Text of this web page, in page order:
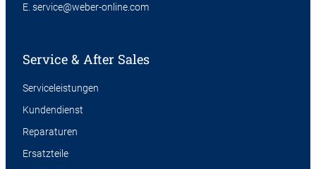
E. service@weber-online.com
Service & After Sales
Serviceleistungen
Kundendienst
Reparaturen
Ersatzteile